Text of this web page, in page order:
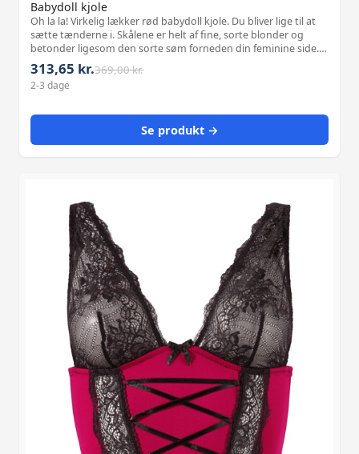
Babydoll kjole
Oh la la! Virkelig lækker rød babydoll kjole. Du bliver lige til at
sætte tænderne i. Skålene er helt af fine, sorte blonder og
betonder ligesom den sorte søm forneden din feminine side.
De sorte indsatser af blonde foran i perfekt indramning af
blonde ov
313,65 kr.369,00 kr.
2-3 dage
Se produkt →